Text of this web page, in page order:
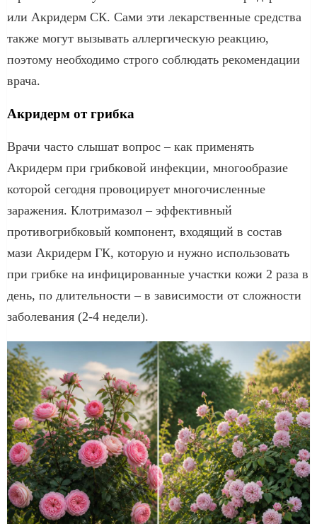
или Акридерм СК. Сами эти лекарственные средства
также могут вызывать аллергическую реакцию,
поэтому необходимо строго соблюдать рекомендации
врача.
Акридерм от грибка
Врачи часто слышат вопрос – как применять
Акридерм при грибковой инфекции, многообразие
которой сегодня провоцирует многочисленные
заражения. Клотримазол – эффективный
противогрибковый компонент, входящий в состав
мази Акридерм ГК, которую и нужно использовать
при грибке на инфицированные участки кожи 2 раза в
день, по длительности – в зависимости от сложности
заболевания (2-4 недели).